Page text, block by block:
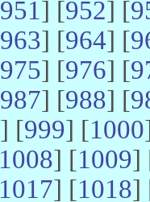
951] [952] [
963] [964] [
975] [976] [
987] [988] [
] [999] [1000
1008] [1009]
1017] [1018]